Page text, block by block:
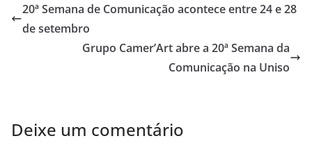
20ª Semana de Comunicação acontece entre 24 e 28
de setembro
Grupo Camer’Art abre a 20ª Semana da
Comunicação na Uniso
Deixe um comentário